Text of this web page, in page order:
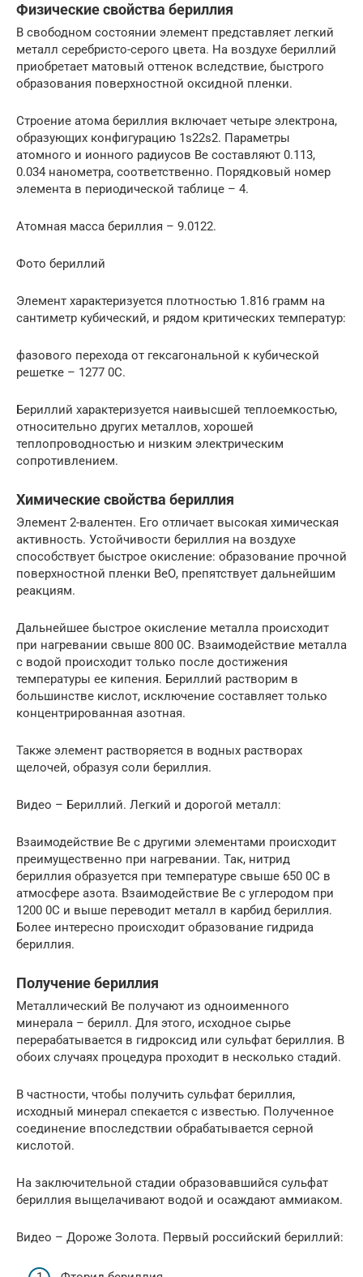
Физические свойства бериллия
В свободном состоянии элемент представляет легкий
металл серебристо-серого цвета. На воздухе бериллий
приобретает матовый оттенок вследствие, быстрого
образования поверхностной оксидной пленки.
Строение атома бериллия включает четыре электрона,
образующих конфигурацию 1s22s2. Параметры
атомного и ионного радиусов Ве составляют 0.113,
0.034 нанометра, соответственно. Порядковый номер
элемента в периодической таблице – 4.
Атомная масса бериллия – 9.0122.
Фото бериллий
Элемент характеризуется плотностью 1.816 грамм на
сантиметр кубический, и рядом критических температур:
фазового перехода от гексагональной к кубической
решетке – 1277 0С.
Бериллий характеризуется наивысшей теплоемкостью,
относительно других металлов, хорошей
теплопроводностью и низким электрическим
сопротивлением.
Химические свойства бериллия
Элемент 2-валентен. Его отличает высокая химическая
активность. Устойчивости бериллия на воздухе
способствует быстрое окисление: образование прочной
поверхностной пленки ВеО, препятствует дальнейшим
реакциям.
Дальнейшее быстрое окисление металла происходит
при нагревании свыше 800 0С. Взаимодействие металла
с водой происходит только после достижения
температуры ее кипения. Бериллий растворим в
большинстве кислот, исключение составляет только
концентрированная азотная.
Также элемент растворяется в водных растворах
щелочей, образуя соли бериллия.
Видео – Бериллий. Легкий и дорогой металл:
Взаимодействие Be с другими элементами происходит
преимущественно при нагревании. Так, нитрид
бериллия образуется при температуре свыше 650 0С в
атмосфере азота. Взаимодействие Be с углеродом при
1200 0С и выше переводит металл в карбид бериллия.
Более интересно происходит образование гидрида
бериллия.
Получение бериллия
Металлический Be получают из одноименного
минерала – берилл. Для этого, исходное сырье
перерабатывается в гидроксид или сульфат бериллия. В
обоих случаях процедура проходит в несколько стадий.
В частности, чтобы получить сульфат бериллия,
исходный минерал спекается с известью. Полученное
соединение впоследствии обрабатывается серной
кислотой.
На заключительной стадии образовавшийся сульфат
бериллия выщелачивают водой и осаждают аммиаком.
Видео – Дороже Золота. Первый российский бериллий: